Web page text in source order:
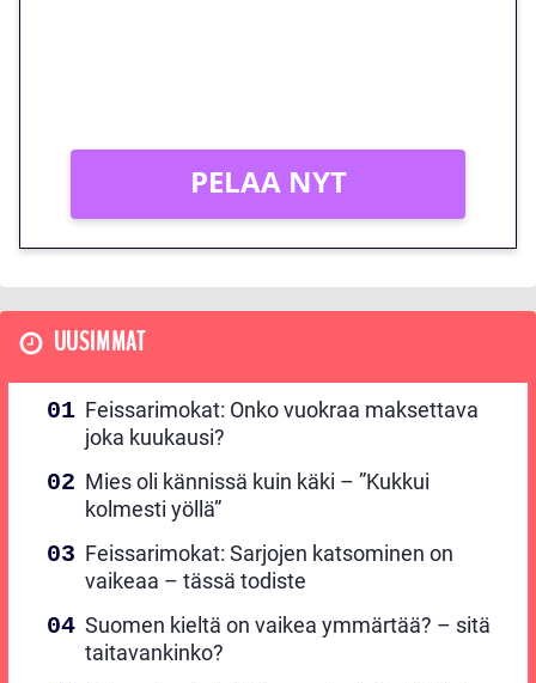
PELAA NYT
UUSIMMAT
Feissarimokat: Onko vuokraa maksettava
joka kuukausi?
Mies oli kännissä kuin käki – ”Kukkui
kolmesti yöllä”
Feissarimokat: Sarjojen katsominen on
vaikeaa – tässä todiste
Suomen kieltä on vaikea ymmärtää? – sitä
taitavankinko?